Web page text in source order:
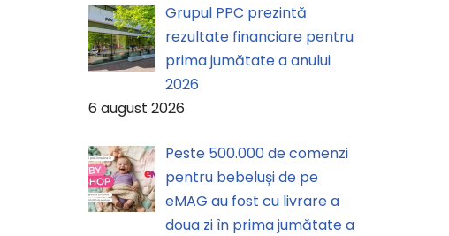
Grupul PPC prezintă
rezultate financiare pentru
prima jumătate a anului
2026
6 august 2026
Peste 500.000 de comenzi
pentru bebeluși de pe
eMAG au fost cu livrare a
doua zi în prima jumătate a